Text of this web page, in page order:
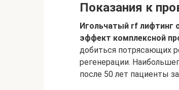
Показания к
Игольчатый rf лифтинг
эффект комплексной
добиться потрясающих
регенерации.
после 50 лет пациенты